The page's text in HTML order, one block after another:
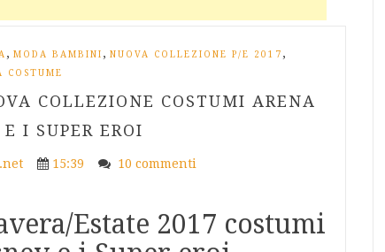
, MODA BAMBINI , NUOVA COLLEZIONE P/E 2017 ,
COSTUME
COLLEZIONE COSTUMI ARENA
I SUPER EROI
15:39 10 commenti
Estate 2017 costumi